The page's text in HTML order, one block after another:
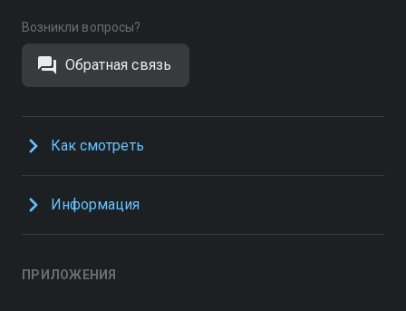
Возникли вопросы?
Обратная связь
Как смотреть
Информация
ПРИЛОЖЕНИЯ